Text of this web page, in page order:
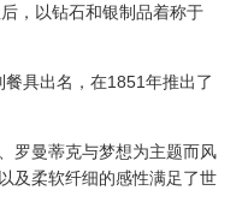
，以钻石和银制品着称于
具出名，在1851年推出了
罗曼蒂克与梦想为主题而风
及柔软纤细的感性满足了世